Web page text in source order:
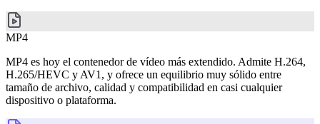
MP4
MP4 es hoy el contenedor de vídeo más extendido. Admite H.264,
H.265/HEVC y AV1, y ofrece un equilibrio muy sólido entre
tamaño de archivo, calidad y compatibilidad en casi cualquier
dispositivo o plataforma.